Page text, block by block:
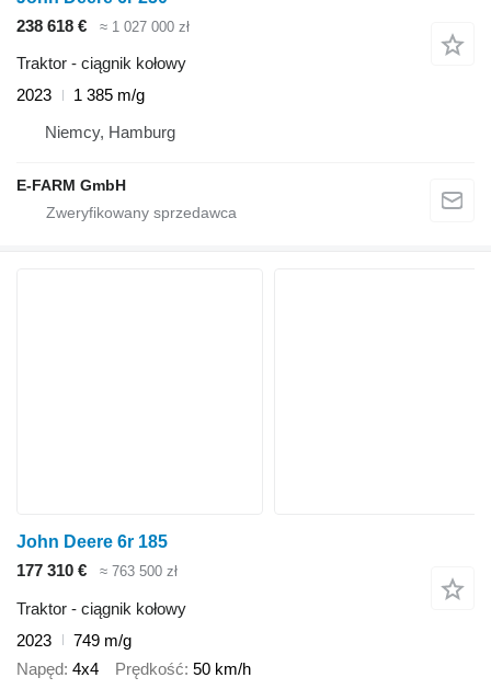
238 618 €
≈ 1 027 000 zł
Traktor - ciągnik kołowy
2023
1 385 m/g
Niemcy, Hamburg
E-FARM GmbH
John Deere 6r 185
177 310 €
≈ 763 500 zł
Traktor - ciągnik kołowy
2023
749 m/g
Napęd 4x4 Prędkość 50 km/h